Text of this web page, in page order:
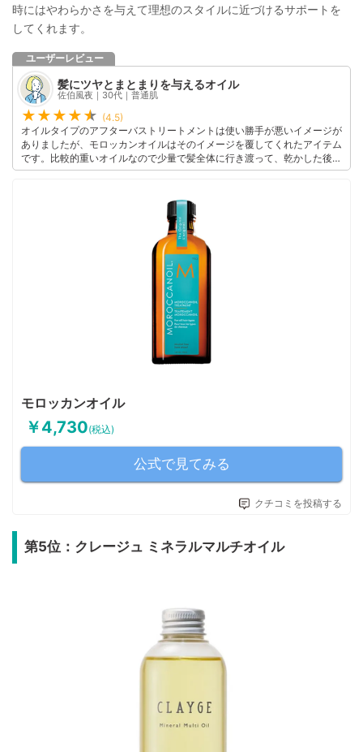
時にはやわらかさを与えて理想のスタイルに近づけるサポートを
してくれます。
ユーザーレビュー
髪にツヤとまとまりを与えるオイル
佐伯風夜｜30代｜普通肌
(4.5)
オイルタイプのアフターバストリートメントは使い勝手が悪いイメージが
ありましたが、モロッカンオイルはそのイメージを覆してくれたアイテム
です。比較的重いオイルなので少量で髪全体に行き渡って、乾かした後は
毛先までサラサラにまとまります。トップにつけてしまうとぺたんとして
なくなりますね。好みは分かれるかもしれませんが、私は甘い香りも気に
モロッカンオイル
￥4,730(税込)
公式で見てみる
クチコミを投稿する
第5位：クレージュ ミネラルマルチオイル